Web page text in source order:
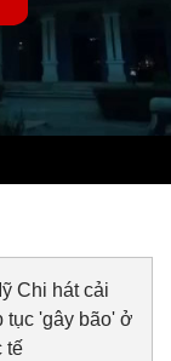
Chi hát cải
tục 'gây bão' ở
tế